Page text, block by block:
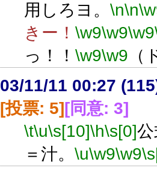
用しろヨ。 \n\n
きー！ \w9\w9\w9
っ！！ \w9\w9 （
03/11/11 00:27
[投票: 5][同意: 3]
\t\u\s[10]\h\s[0]
＝汁。 \u\w9\w9